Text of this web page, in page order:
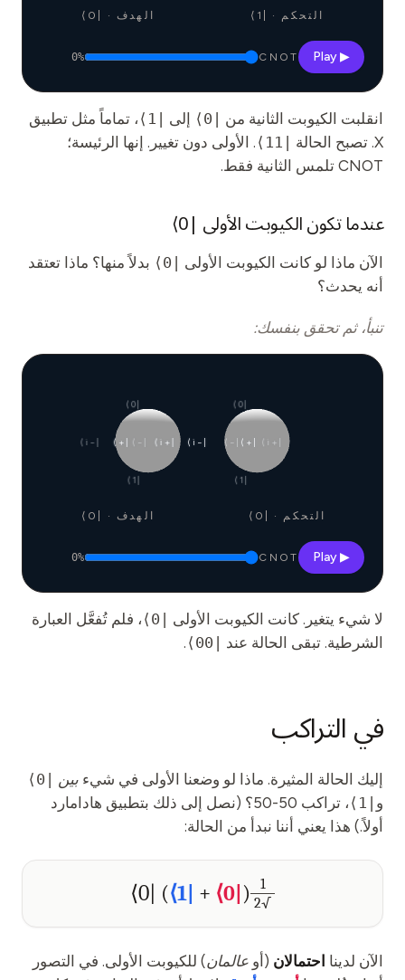
التحكم · |1⟩ الهدف · |0⟩
▶ Play
CNOT
0%
انقلبت الكيوبت الثانية من إلى
، تماماً مثل تطبيق
X. تصبح الحالة
. الأولى دون تغيير. إنها الرئيسة؛
CNOT تلمس الثانية فقط.
عندما تكون الكيوبت الأولى |0⟩
الآن ماذا لو كانت الكيوبت الأولى
بدلاً منها؟ ماذا تعتقد
أنه يحدث؟
تنبأ، ثم تحقق بنفسك:
|+⟩ |−⟩ |+i⟩
|−i⟩ |+⟩
|−⟩ |+i⟩
|−i⟩
التحكم · |0⟩ الهدف · |0⟩
▶ Play
CNOT
0%
لا شيء يتغير. كانت الكيوبت الأولى
، فلم تُفعَّل العبارة
الشرطية. تبقى الحالة عند
.
في التراكب
إليك الحالة المثيرة. ماذا لو وضعنا الأولى في شيء بين
و
، تراكب 50-50؟ (نصل إلى ذلك بتطبيق هادامارد
أولاً.) هذا يعني أننا نبدأ من الحالة:
1
√2
(
+
)
الآن لدينا احتمالان (أو عالمان) للكيوبت الأولى. في التصور